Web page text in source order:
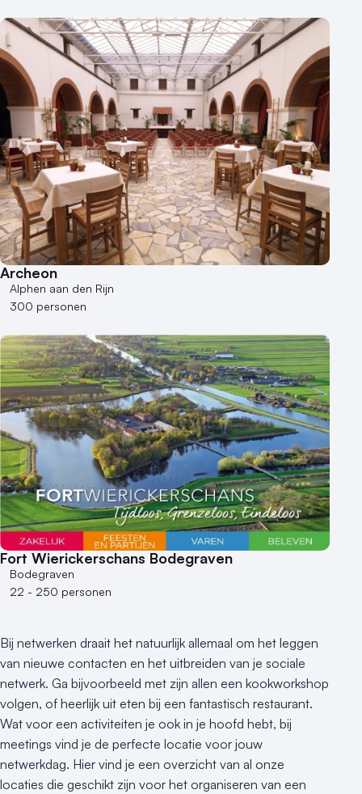
Archeon
Alphen aan den Rijn
300 personen
Fort Wierickerschans Bodegraven
Bodegraven
22 - 250 personen
Bij netwerken draait het natuurlijk allemaal om het leggen
van nieuwe contacten en het uitbreiden van je sociale
netwerk. Ga bijvoorbeeld met zijn allen een kookworkshop
volgen, of heerlijk uit eten bij een fantastisch restaurant.
Wat voor een activiteiten je ook in je hoofd hebt, bij
meetings vind je de perfecte locatie voor jouw
netwerkdag. Hier vind je een overzicht van al onze
locaties die geschikt zijn voor het organiseren van een